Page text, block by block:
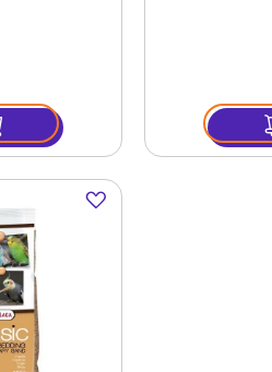
Dodaj
do